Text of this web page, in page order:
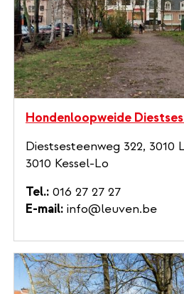
Hondenloopweide
Diestsesteenweg 322, 3010
3010 Kessel-Lo
Tel. 016 27 27 27
E-mail info@leuven.be